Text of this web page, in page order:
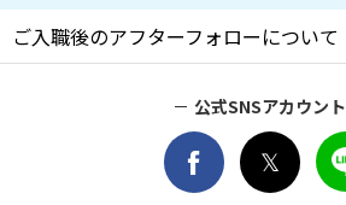
ご入職後のアフターフォローについて
公式SNSアカウント